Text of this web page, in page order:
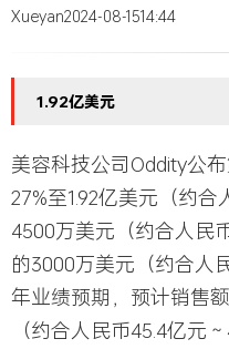
Xueyan2024-08-1514:44
1.92亿美元
美容科技公司Oddity公
27%至1.92亿美元（约
4500万美元（约合人民
的3000万美元（约合人
年业绩预期，预计销售
（约合人民币45.4亿元